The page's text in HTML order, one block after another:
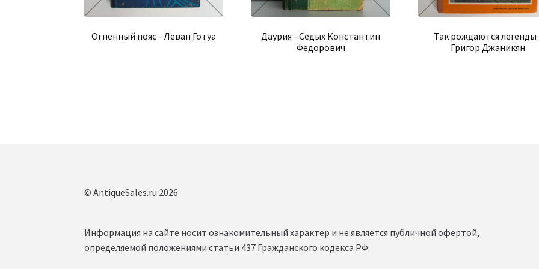
Огненный пояс - Леван Готуа
Даурия - Седых Константин
Федорович
Так рождаются легенды
Григор Джаникян
© AntiqueSales.ru 2026
Информация на сайте носит ознакомительный характер и не является публичной офертой,
определяемой положениями статьи 437 Гражданского кодекса РФ.